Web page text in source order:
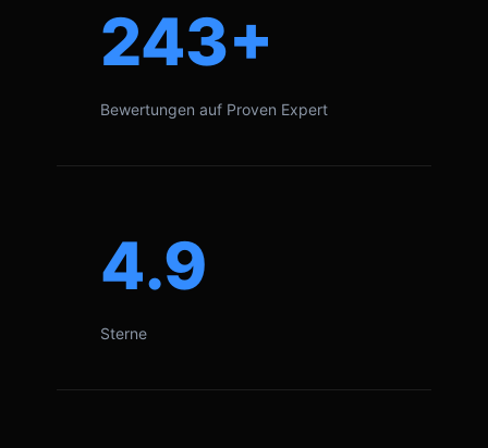
243+
Bewertungen auf Proven Expert
4.9
Sterne